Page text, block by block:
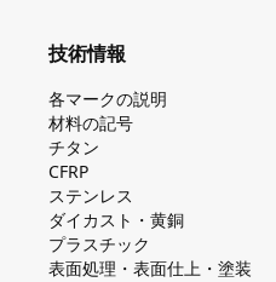
技術情報
各マークの説明
材料の記号
チタン
CFRP
ステンレス
ダイカスト・⻩銅
プラスチック
表面処理・表面仕上・塗装